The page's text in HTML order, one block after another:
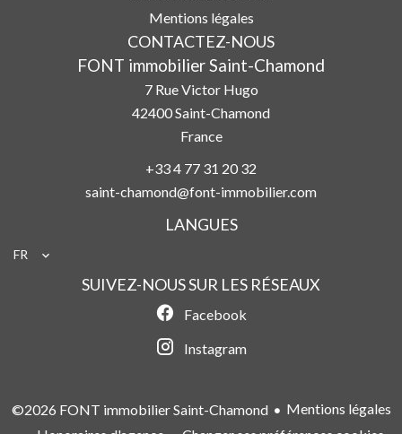
Mentions légales
CONTACTEZ-NOUS
FONT immobilier Saint-Chamond
7 Rue Victor Hugo
42400Saint-Chamond
France
+33 4 77 31 20 32
saint-chamond@font-immobilier.com
LANGUES
FR
SUIVEZ-NOUS SUR LES RÉSEAUX
Facebook
Instagram
©2026 FONT immobilier Saint-Chamond
Mentions légales